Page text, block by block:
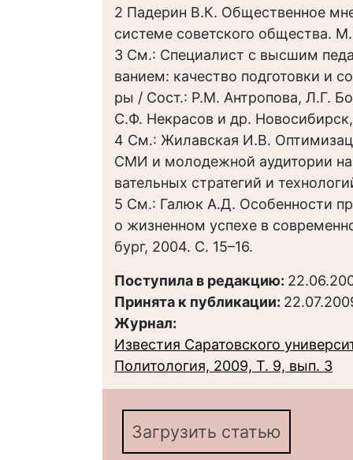
2 Падерин В.К. Общественное
системе советского общества.
3 См.: Специалист с высшим
ванием: качество подготовки и
ры / Сост.: Р.М. Антропова, Л.Г.
С.Ф. Некрасов и др.
4 См.: Жилавская И.В.
СМИ и молодежной аудитории
вательных стратегий и
5 См.: Галюк А.Д. Особенности
о жизненном успехе в
бург, 2004. С. 15–16.
Поступила в редакцию:
Принята к публикации:
Журнал:
Известия Саратовского
Политология, 2009, Т. 9, вып. 3
Загрузить статью